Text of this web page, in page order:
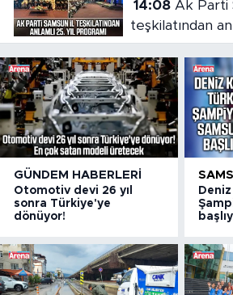
14:08Ak Parti Samsun il
teşkilatından
programı
GÜNDEM HABERLERI
Otomotiv devi 26 yıl
sonra Türkiye'ye
dönüyor!